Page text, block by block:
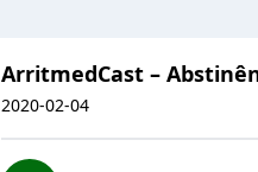
ArritmedCast –
2020-02-04